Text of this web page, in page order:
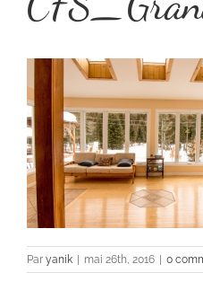
Par yanik mai 26th, 2016 0